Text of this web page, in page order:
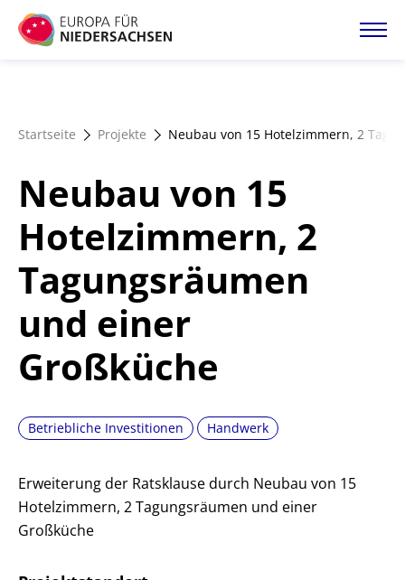
Direkt
zum
Förderangebote
Magazin
Startseite Projekte Neubau von 15 Hotelzimmern, 2
Neubau von 15
Hotelzimmern, 2
Tagungsräumen
und einer
Großküche
Betriebliche Investitionen Handwerk
Erweiterung der Ratsklause durch Neubau von 15
Hotelzimmern, 2 Tagungsräumen und einer
Großküche